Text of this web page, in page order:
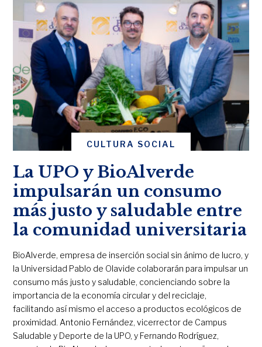
CULTURA SOCIAL
La UPO y BioAlverde
impulsarán un consumo
más justo y saludable entre
la comunidad universitaria
BioAlverde, empresa de inserción social sin ánimo de lucro, y
la Universidad Pablo de Olavide colaborarán para impulsar un
consumo más justo y saludable, concienciando sobre la
importancia de la economía circular y del reciclaje,
facilitando así mismo el acceso a productos ecológicos de
proximidad. Antonio Fernández, vicerrector de Campus
Saludable y Deporte de la UPO, y Fernando Rodríguez,